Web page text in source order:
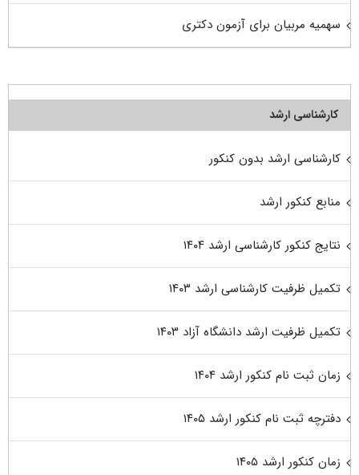
سهمیه مربیان برای آزمون دکتری
کارشناسی ارشد
کارشناسی ارشد بدون کنکور
منابع کنکور ارشد
نتایج کنکور کارشناسی ارشد ۱۴۰۴
تکمیل ظرفیت کارشناسی ارشد ۱۴۰۳
تکمیل ظرفیت ارشد دانشگاه آزاد ۱۴۰۳
زمان ثبت نام کنکور ارشد ۱۴۰۴
دفترچه ثبت نام کنکور ارشد ۱۴۰۵
زمان کنکور ارشد ۱۴۰۵